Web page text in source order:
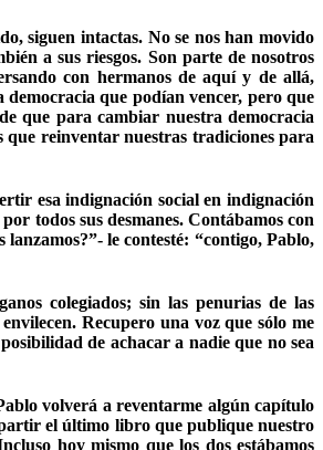
siguen intactas. No se nos han movido
a sus riesgos. Son parte de nosotros
con hermanos de aquí y de allá,
que podían vencer, pero que
que para cambiar nuestra democracia
que reinventar nuestras tradiciones para
esa indignación social en indignación
todos sus desmanes. Contábamos con
le contesté: “contigo, Pablo,
colegiados; sin las penurias de las
Recupero una voz que sólo me
de achacar a nadie que no sea
volverá a reventarme algún capítulo
el último libro que publique nuestro
hoy mismo que los dos estábamos